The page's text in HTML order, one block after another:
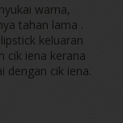
warna,
tahan lama .
keluaran
cik iena kerana
dengan cik iena.